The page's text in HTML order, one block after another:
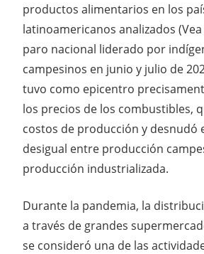
productos alimentarios en los
latinoamericanos analizados (Vea
paro nacional liderado por
campesinos en junio y julio de
tuvo como epicentro
los precios de los combustibles,
costos de producción y desnudó
desigual entre producción
producción industrializada.
Durante la pandemia, la
a través de grandes
se consideró una de las